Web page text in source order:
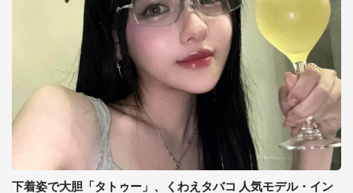
下着姿で大胆「タトゥー」、くわえタバコ 人気モデル・イン